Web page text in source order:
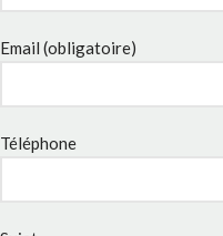
Email (obligatoire)
Téléphone